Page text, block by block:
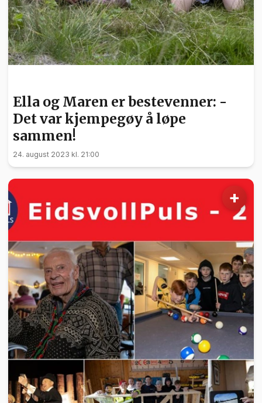
Ella og Maren er bestevenner: -
Det var kjempegøy å løpe
sammen!
24. august 2023 kl. 21:00
+